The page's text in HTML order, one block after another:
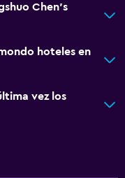
Chen's
hoteles en
vez los